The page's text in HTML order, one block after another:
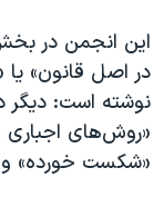
این انجمن در
در اصل قانون»
نوشته است: دیگر
«روش‌های اجباری
«شکست خورده» و